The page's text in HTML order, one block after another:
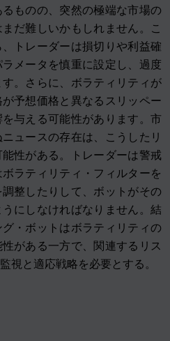
ものの、突然の極端な市場の
だ難しいかもしれません。こ
トレーダーは損切りや利益確
メータを慎重に設定し、過度
。さらに、ボラティリティが
予想価格と異なるスリッペー
与える可能性があります。市
ュースの存在は、こうしたリ
性がある。トレーダーは警戒
ラティリティ・フィルターを
整したりして、ボットがその
にしなければなりません。結
・ボットはボラティリティの
がある一方で、関連するリス
視と適応戦略を必要とする。